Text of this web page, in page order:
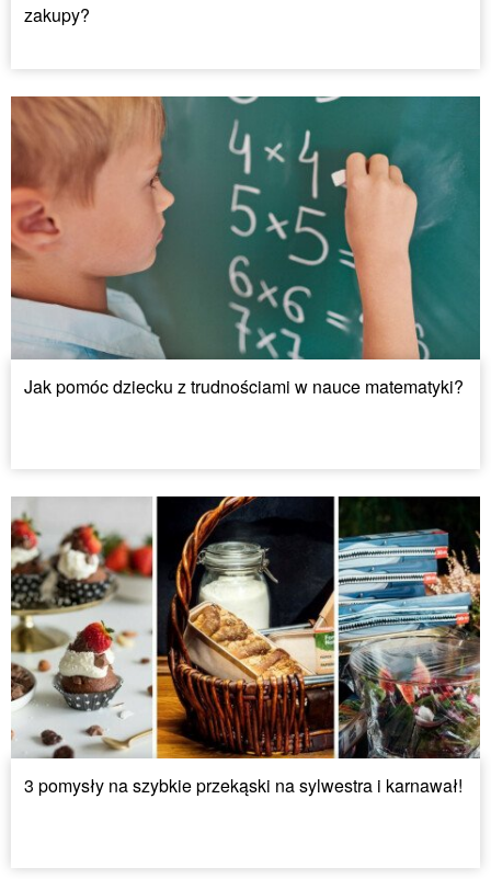
zakupy?
Jak pomóc dziecku z trudnościami w nauce matematyki?
3 pomysły na szybkie przekąski na sylwestra i karnawał!